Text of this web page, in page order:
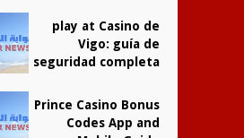
play at Casino de
Vigo: guía de
seguridad completa
Prince Casino Bonus
Codes App and